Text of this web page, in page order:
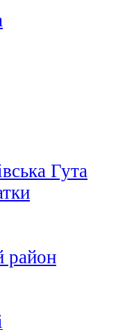
Гута
район